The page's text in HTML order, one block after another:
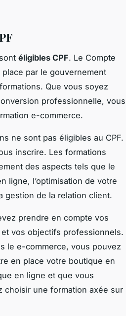
éligibles CPF. Le Compte
par le gouvernement
Que vous soyez
professionnelle, vous
e-commerce.
ne sont pas éligibles au CPF.
inscrire. Les formations
des aspects tels que le
ligne, l’optimisation de votre
gestion de la relation client.
prendre en compte vos
vos objectifs professionnels.
le e-commerce, vous pouvez
en place votre boutique en
en ligne et que vous
choisir une formation axée sur